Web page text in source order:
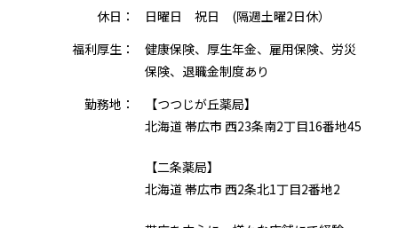
休日：
日曜日 祝日 (隔週土曜2日休）
福利厚生：
健康保険、厚生年金、雇用保険、労災
保険、退職金制度あり
勤務地：
【つつじが丘薬局】
北海道 帯広市 西23条南2丁目16番地45
【二条薬局】
北海道 帯広市 西2条北1丁目2番地2